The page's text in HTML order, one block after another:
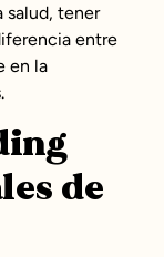
tener
entre
en la
de